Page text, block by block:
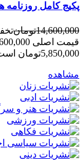
پکیج کامل روزنامه
14,600,000تومان
قیمت اصلی 14,600,000تومان بود.
5,850,000تومان است.
مشاهده